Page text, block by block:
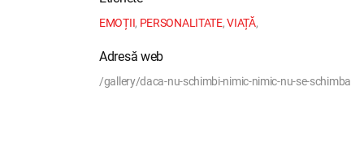
EMOȚII, PERSONALITATE,VIAȚĂ,
Adresă web
/gallery/daca-nu-schimbi-nimic-nimic-nu-se-schimba